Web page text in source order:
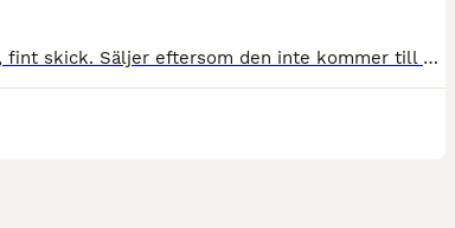
Svart sadelgjord, fint skick. Säljer eftersom den inte kommer till användning. 130cm lång.